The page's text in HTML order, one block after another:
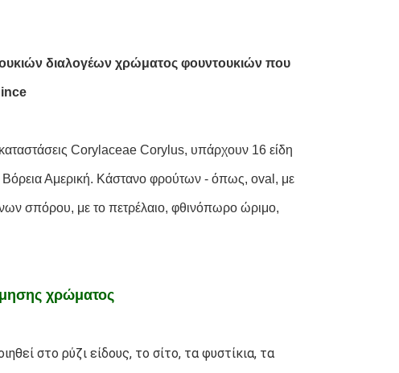
διαλογέων χρώματος φουντουκιών που
Corylaceae Corylus, υπάρχουν 16 είδη
Βόρεια Αμερική. Κάστανο φρούτων - όπως, oval, με
σπόρου, με το πετρέλαιο, φθινόπωρο ώριμο,
χρώματος
στο ρύζι είδους, το σίτο, τα φυστίκια, τα